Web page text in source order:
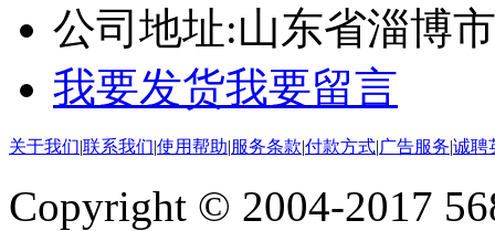
公司地址:山东省淄博
我要发货我要留言
关于我们|联系我们|使用帮助|服务条款|付款方式|广告服务|诚聘
Copyright © 2004-2017